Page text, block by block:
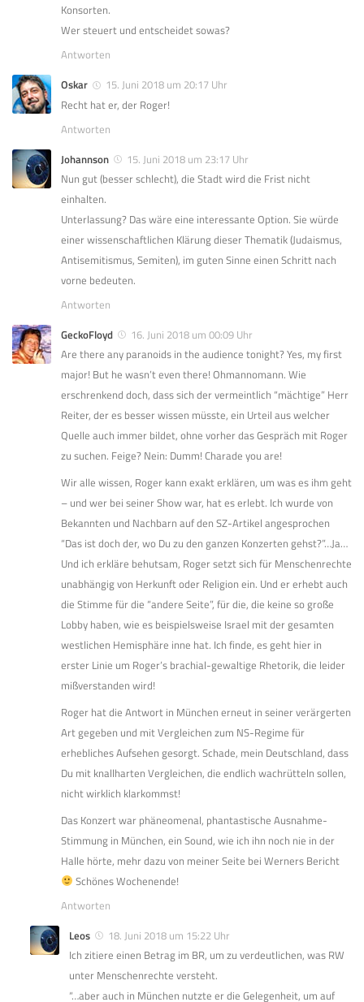
Konsorten.
Wer steuert und entscheidet sowas?
Antworten
Oskar
15. Juni 2018 um 20:17 Uhr
Recht hat er, der Roger!
Antworten
Johannson
15. Juni 2018 um 23:17 Uhr
Nun gut (besser schlecht), die Stadt wird die Frist nicht
einhalten.
Unterlassung? Das wäre eine interessante Option. Sie würde
einer wissenschaftlichen Klärung dieser Thematik (Judaismus,
Antisemitismus, Semiten), im guten Sinne einen Schritt nach
vorne bedeuten.
Antworten
GeckoFloyd
16. Juni 2018 um 00:09 Uhr
Are there any paranoids in the audience tonight? Yes, my first
major! But he wasn’t even there! Ohmannomann. Wie
erschrenkend doch, dass sich der vermeintlich “mächtige” Herr
Reiter, der es besser wissen müsste, ein Urteil aus welcher
Quelle auch immer bildet, ohne vorher das Gespräch mit Roger
zu suchen. Feige? Nein: Dumm! Charade you are!
Wir alle wissen, Roger kann exakt erklären, um was es ihm geht
– und wer bei seiner Show war, hat es erlebt. Ich wurde von
Bekannten und Nachbarn auf den SZ-Artikel angesprochen
“Das ist doch der, wo Du zu den ganzen Konzerten gehst?”…Ja…
Und ich erkläre behutsam, Roger setzt sich für Menschenrechte
unabhängig von Herkunft oder Religion ein. Und er erhebt auch
die Stimme für die “andere Seite”, für die, die keine so große
Lobby haben, wie es beispielsweise Israel mit der gesamten
westlichen Hemisphäre inne hat. Ich finde, es geht hier in
erster Linie um Roger’s brachial-gewaltige Rhetorik, die leider
mißverstanden wird!
Roger hat die Antwort in München erneut in seiner verärgerten
Art gegeben und mit Vergleichen zum NS-Regime für
erhebliches Aufsehen gesorgt. Schade, mein Deutschland, dass
Du mit knallharten Vergleichen, die endlich wachrütteln sollen,
nicht wirklich klarkommst!
Das Konzert war phäneomenal, phantastische Ausnahme-
Stimmung in München, ein Sound, wie ich ihn noch nie in der
Halle hörte, mehr dazu von meiner Seite bei Werners Bericht
Schönes Wochenende!
Antworten
Leos
18. Juni 2018 um 15:22 Uhr
Ich zitiere einen Betrag im BR, um zu verdeutlichen, was RW
unter Menschenrechte versteht.
“…aber auch in München nutzte er die Gelegenheit, um auf